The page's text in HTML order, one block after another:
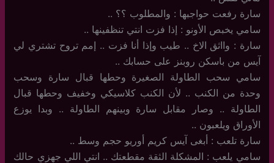
سارة رفعت حواجبها : والمطلوب ؟؟ ..
سامي يخبص الأونو : إذا فزت انتي تنظفينها ..
سارة : وااثق الاخ .. طيب وإذا أنا فزت .. إمم تروح تشتري لي
آيس من باسكن روبنز على حسابك ..
سامي سحب الطاولة الصغيرة وحطها قبال سارة وسحب
وحدة من الكنب .. لأن الكنب كلاسيكي وخفيف وحطها قبال
الطاولة .. وصار مقابل سارة وبينهم الطاولة .. وبدا يوزع
الأوراق ويلعبون ..
سارة تلعب : أبغى آيس كريم أوريو حجم وسط ..
سامي يلعب : المشكلة الثقة مقطعتك .. انتي اللي جهزي حالك